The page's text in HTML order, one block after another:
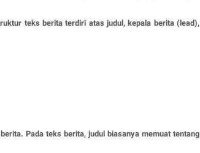
teks berita terdiri atas judul, kepala berita (lead),
Pada teks berita, judul biasanya memuat tentang